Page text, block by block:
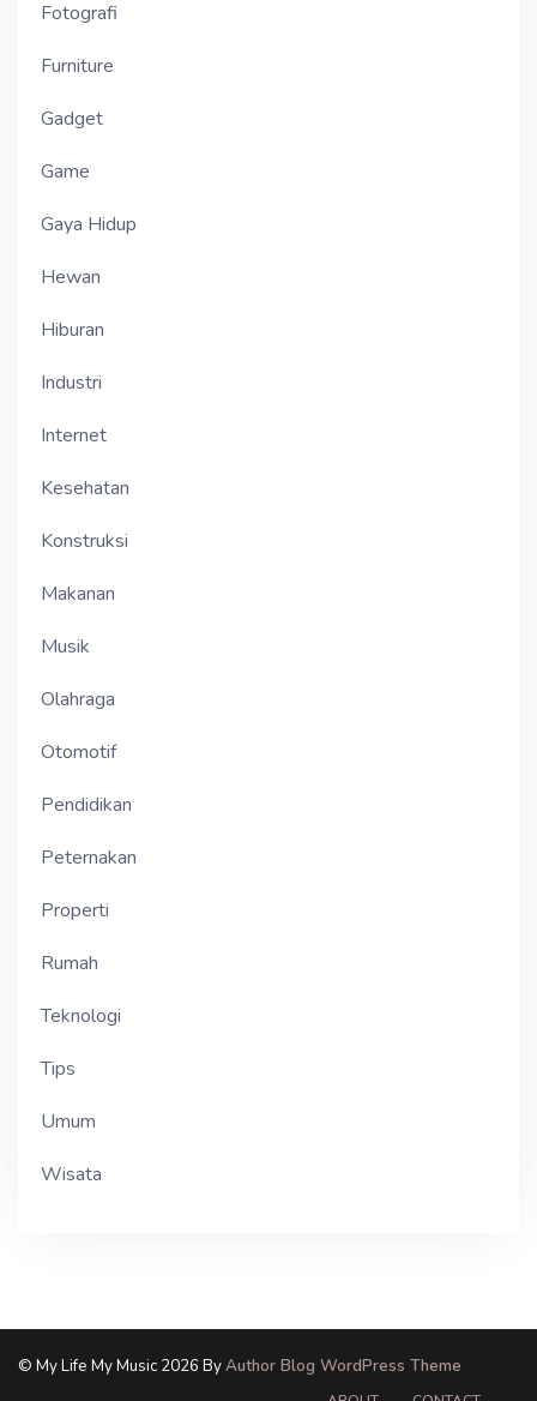
Fotografi
Furniture
Gadget
Game
Gaya Hidup
Hewan
Hiburan
Industri
Internet
Kesehatan
Konstruksi
Makanan
Musik
Olahraga
Otomotif
Pendidikan
Peternakan
Properti
Rumah
Teknologi
Tips
Umum
Wisata
© My Life My Music 2026 ByAuthor Blog WordPress Theme